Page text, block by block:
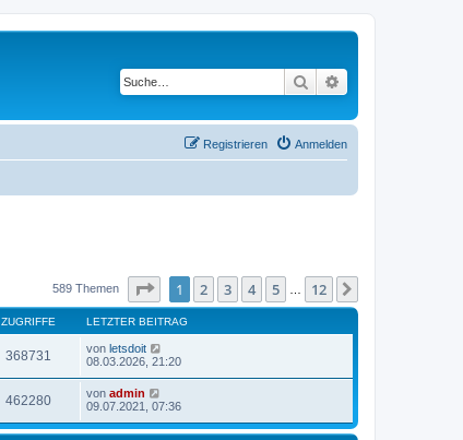
Suche
Anmelden
Registrieren
589 Themen Seite von12
1 2 3 4 5 12
ZUGRIFFE LETZTER BEITRAG
368731 von letsdoit
08.03.2026, 21:20
462280 von admin
09.07.2021, 07:36